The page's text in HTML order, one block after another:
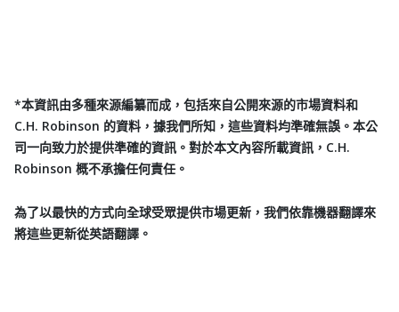
*本資訊由多種來源編纂而成，包括來自公開來源的市場資料和
C.H. Robinson 的資料，據我們所知，這些資料均準確無誤。本公
司一向致力於提供準確的資訊。對於本文內容所載資訊，C.H.
Robinson 概不承擔任何責任。
為了以最快的方式向全球受眾提供市場更新，我們依靠機器翻譯來
將這些更新從英語翻譯。